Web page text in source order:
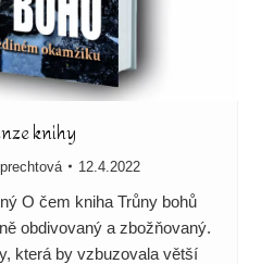
knihy
12.4.2022
O čem kniha Trůny bohů
obdivovaný a zbožňovaný.
která by vzbuzovala větší